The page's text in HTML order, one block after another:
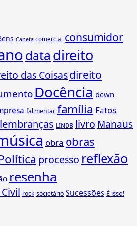
Caneta comercial consumidor
data direito
das Coisasdireito
Docência down
falimentar família Fatos
lembranças LINDB livro Manaus
obra obras
processo reflexão
resenha
rock societário Sucessões É isso!